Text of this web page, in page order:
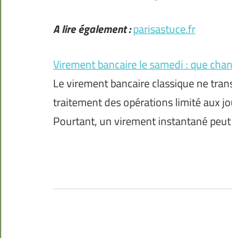
A lire également :parisastuce.fr
Virement bancaire le samedi : que
Le virement bancaire classique ne
traitement des opérations limité aux
Pourtant, un virement instantané